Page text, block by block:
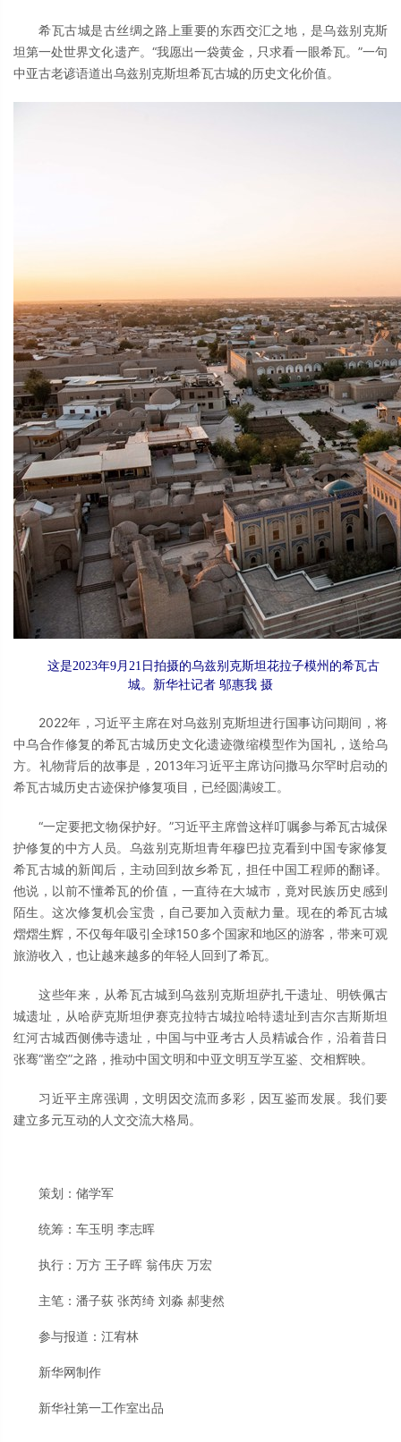
希瓦古城是古丝绸之路上重要的东西交汇之地，是乌兹别克斯
坦第一处世界文化遗产。“我愿出一袋黄金，只求看一眼希瓦。”一句
中亚古老谚语道出乌兹别克斯坦希瓦古城的历史文化价值。
这是2023年9月21日拍摄的乌兹别克斯坦花拉子模州的希瓦古
城。新华社记者 邬惠我 摄
2022年，习近平主席在对乌兹别克斯坦进行国事访问期间，将
中乌合作修复的希瓦古城历史文化遗迹微缩模型作为国礼，送给乌
方。礼物背后的故事是，2013年习近平主席访问撒马尔罕时启动的
希瓦古城历史古迹保护修复项目，已经圆满竣工。
“一定要把文物保护好。”习近平主席曾这样叮嘱参与希瓦古城保
护修复的中方人员。乌兹别克斯坦青年穆巴拉克看到中国专家修复
希瓦古城的新闻后，主动回到故乡希瓦，担任中国工程师的翻译。
他说，以前不懂希瓦的价值，一直待在大城市，竟对民族历史感到
陌生。这次修复机会宝贵，自己要加入贡献力量。现在的希瓦古城
熠熠生辉，不仅每年吸引全球150多个国家和地区的游客，带来可观
旅游收入，也让越来越多的年轻人回到了希瓦。
这些年来，从希瓦古城到乌兹别克斯坦萨扎干遗址、明铁佩古
城遗址，从哈萨克斯坦伊赛克拉特古城拉哈特遗址到吉尔吉斯斯坦
红河古城西侧佛寺遗址，中国与中亚考古人员精诚合作，沿着昔日
张骞“凿空”之路，推动中国文明和中亚文明互学互鉴、交相辉映。
习近平主席强调，文明因交流而多彩，因互鉴而发展。我们要
建立多元互动的人文交流大格局。
策划：储学军
统筹：车玉明 李志晖
执行：万方 王子晖 翁伟庆 万宏
主笔：潘子荻 张芮绮 刘淼 郝斐然
参与报道：江宥林
新华网制作
新华社第一工作室出品